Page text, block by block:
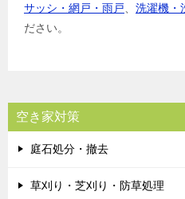
サッシ・網戸・雨戸
洗濯機・
ださい。
空き家対策
庭石処分・撤去
草刈り・芝刈り・防草処理